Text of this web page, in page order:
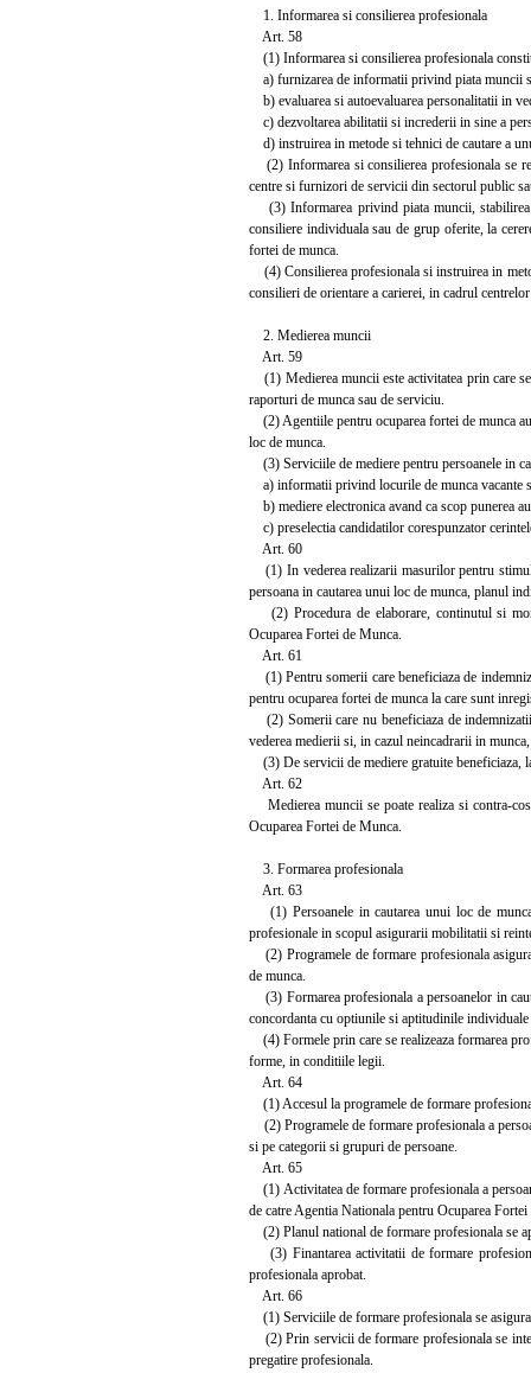
1. Informarea si consilierea profesionala
Art. 58
(1) Informarea si consilierea profesionala
a) furnizarea de informatii privind piata muncii
b) evaluarea si autoevaluarea personalitatii in
c) dezvoltarea abilitatii si increderii in sine a
d) instruirea in metode si tehnici de cautare a
(2) Informarea si consilierea profesionala se
centre si furnizori de servicii din sectorul public
(3) Informarea privind piata muncii, stabilirea
consiliere individuala sau de grup oferite, la
fortei de munca.
(4) Consilierea profesionala si instruirea in
consilieri de orientare a carierei, in cadrul
2. Medierea muncii
Art. 59
(1) Medierea muncii este activitatea prin care
raporturi de munca sau de serviciu.
(2) Agentiile pentru ocuparea fortei de munca
loc de munca.
(3) Serviciile de mediere pentru persoanele in
a) informatii privind locurile de munca vacante
b) mediere electronica avand ca scop punerea
c) preselectia candidatilor corespunzator
Art. 60
(1) In vederea realizarii masurilor pentru
persoana in cautarea unui loc de munca, planul
(2) Procedura de elaborare, continutul si
Ocuparea Fortei de Munca.
Art. 61
(1) Pentru somerii care beneficiaza de
pentru ocuparea fortei de munca la care sunt
(2) Somerii care nu beneficiaza de
vederea medierii si, in cazul neincadrarii in
(3) De servicii de mediere gratuite beneficiaza,
Art. 62
Medierea muncii se poate realiza si contra-
Ocuparea Fortei de Munca.
3. Formarea profesionala
Art. 63
(1) Persoanele in cautarea unui loc de
profesionale in scopul asigurarii mobilitatii si
(2) Programele de formare profesionala
de munca.
(3) Formarea profesionala a persoanelor in
concordanta cu optiunile si aptitudinile individuale
(4) Formele prin care se realizeaza formarea
forme, in conditiile legii.
Art. 64
(1) Accesul la programele de formare
(2) Programele de formare profesionala a
si pe categorii si grupuri de persoane.
Art. 65
(1) Activitatea de formare profesionala a
de catre Agentia Nationala pentru Ocuparea
(2) Planul national de formare profesionala se
(3) Finantarea activitatii de formare
profesionala aprobat.
Art. 66
(1) Serviciile de formare profesionala se
(2) Prin servicii de formare profesionala se
pregatire profesionala.